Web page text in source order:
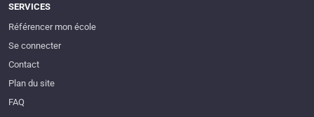
SERVICES
Référencer mon école
Se connecter
Contact
Plan du site
FAQ